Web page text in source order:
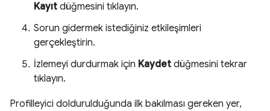
Kayıt düğmesini tıklayın.
Sorun gidermek istediğiniz etkileşimleri
gerçekleştirin.
İzlemeyi durdurmak için Kaydet düğmesini tekrar
tıklayın.
Profilleyici doldurulduğunda ilk bakılması gereken yer,